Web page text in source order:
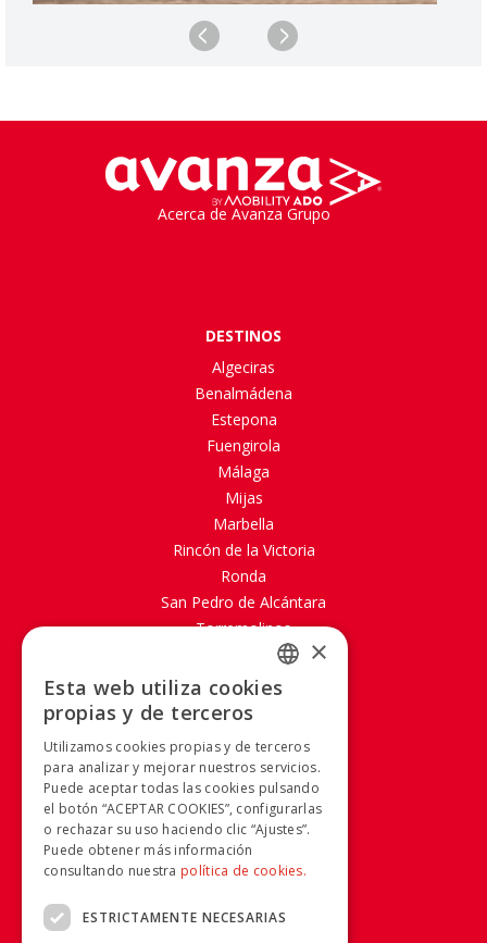
Acerca de Avanza Grupo
DESTINOS
Algeciras
Benalmádena
Estepona
Fuengirola
Málaga
Mijas
Marbella
Rincón de la Victoria
Ronda
San Pedro de Alcántara
Torremolinos
SOBRE AVANZA
Mapa Web
Aviso legal
Política de Cookies
Política de privacidad
Condiciones generales
Condiciones de compra
Calidad y Medio Ambiente
×
Esta web utiliza cookies
propias y de terceros
Utilizamos cookies propias y de terceros
para analizar y mejorar nuestros servicios.
Puede aceptar todas las cookies pulsando
el botón “ACEPTAR COOKIES”, configurarlas
o rechazar su uso haciendo clic “Ajustes”.
Puede obtener más información
consultando nuestra política de cookies.
ESTRICTAMENTE NECESARIAS